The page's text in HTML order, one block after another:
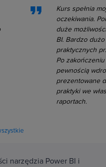
Kurs spełnia
oczekiwania.
duże
BI. Bardzo
praktycznych
Po
pewnością
prezentowane
praktyki we
raportach.
narzędzia Power BI i